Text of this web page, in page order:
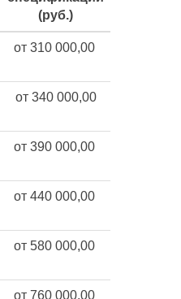
(руб.)
от 310 000,00
от 340 000,00
от 390 000,00
от 440 000,00
от 580 000,00
от 760 000,00